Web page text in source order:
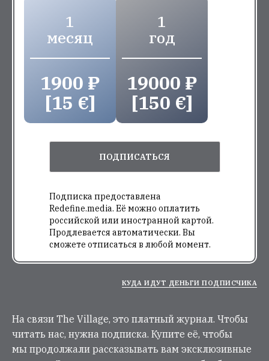
1
месяц
1900 ₽
[15 €]
1
год
19000 ₽
[150 €]
ПОДПИСАТЬСЯ
Подписка предоставлена
Redefine.media. Её можно оплатить
российской или иностранной картой.
Продлевается автоматически. Вы
сможете отписаться в любой момент.
КУДА ИДУТ ДЕНЬГИ ПОДПИСЧИКА
На связи The Village, это платный журнал. Чтобы
читать нас, нужна подписка. Купите её, чтобы
мы продолжали рассказывать вам эксклюзивные